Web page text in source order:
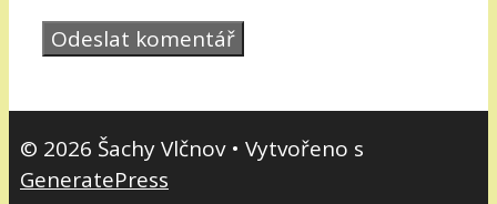
© 2026 Šachy Vlčnov• Vytvořeno s
GeneratePress